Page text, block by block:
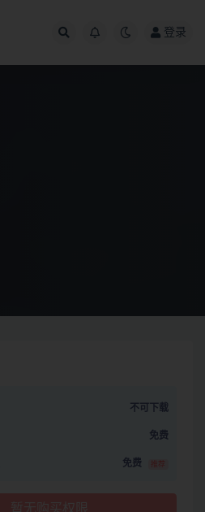
登录
不可下载
免费
免费 推荐